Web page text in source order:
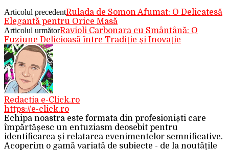
Articolul precedentRulada de Somon Afumat: O Delicatesă
Elegantă pentru Orice Masă
Articolul următorRavioli Carbonara cu Smântână: O
Fuziune Delicioasă între Tradiție și Inovație
Redactia e-Click.ro
https://e-click.ro
Echipa noastra este formata din profesioniști care
împărtășesc un entuziasm deosebit pentru
identificarea și relatarea evenimentelor semnificative.
Acoperim o gamă variată de subiecte - de la noutățile